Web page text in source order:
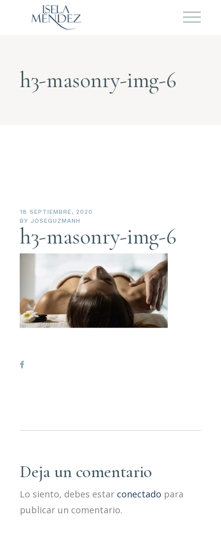
h3-masonry-img-6
18 SEPTIEMBRE, 2020
BY JOSEGUZMANH
h3-masonry-img-6
Deja un comentario
Lo siento, debes estar conectado para
publicar un comentario.